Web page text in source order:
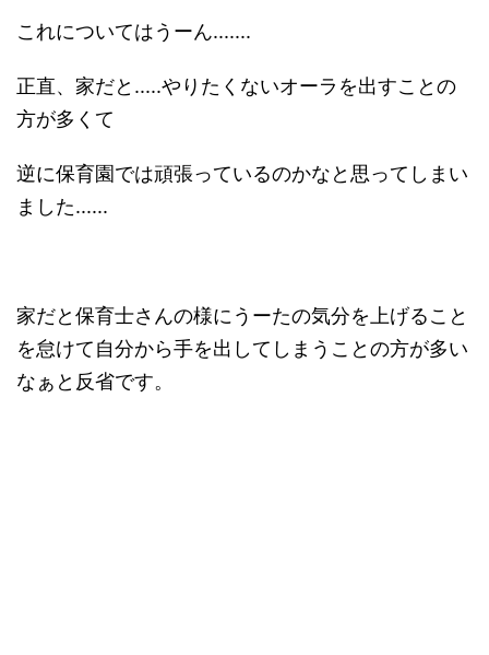
これについてはうーん.......
正直、家だと.....やりたくないオーラを出すことの
方が多くて
逆に保育園では頑張っているのかなと思ってしまい
ました......
家だと保育士さんの様にうーたの気分を上げること
を怠けて自分から手を出してしまうことの方が多い
なぁと反省です。